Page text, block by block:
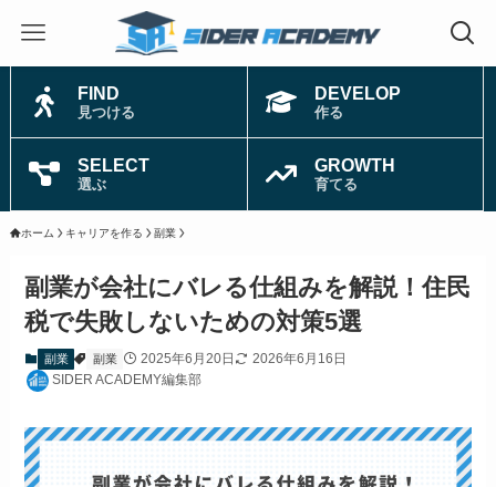
FIND
見つける
DEVELOP
作る
SELECT
選ぶ
GROWTH
育てる
ホーム キャリアを作る 副業
副業が会社にバレる仕組みを解説！住民
税で失敗しないための対策5選
副業 副業 2025年6月20日
2026年6月16日
SIDER ACADEMY編集部